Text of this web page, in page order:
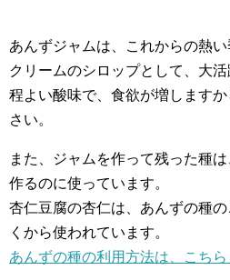
あんずジャムは、これからの熱
クリームのシロップとして、大
程よい酸味で、食欲が増します
さい。
また、ジャムを作って残った種
作るのに使っています。
杏仁豆腐の杏仁は、あんずの種
くから使われています。
あんずの種の利用方法は、こち